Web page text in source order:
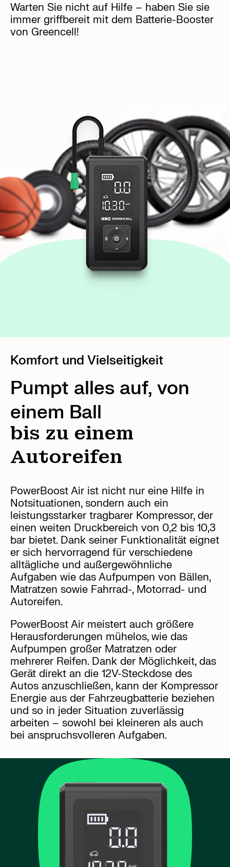
Warten Sie nicht auf Hilfe – haben Sie sie
immer griffbereit mit dem Batterie-Booster
von Greencell!
Komfort und Vielseitigkeit
Pumpt alles auf, von
einem Ball
bis zu einem
Autoreifen
PowerBoost Air ist nicht nur eine Hilfe in
Notsituationen, sondern auch ein
leistungsstarker tragbarer Kompressor, der
einen weiten Druckbereich von 0,2 bis 10,3
bar bietet. Dank seiner Funktionalität eignet
er sich hervorragend für verschiedene
alltägliche und außergewöhnliche
Aufgaben wie das Aufpumpen von Bällen,
Matratzen sowie Fahrrad-, Motorrad- und
Autoreifen.
PowerBoost Air meistert auch größere
Herausforderungen mühelos, wie das
Aufpumpen großer Matratzen oder
mehrerer Reifen. Dank der Möglichkeit, das
Gerät direkt an die 12V-Steckdose des
Autos anzuschließen, kann der Kompressor
Energie aus der Fahrzeugbatterie beziehen
und so in jeder Situation zuverlässig
arbeiten – sowohl bei kleineren als auch
bei anspruchsvolleren Aufgaben.